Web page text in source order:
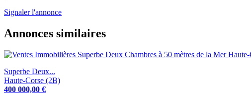
Signaler l'annonce
Annonces similaires
Superbe Deux...
Haute-Corse (2B)
400 000,00 €